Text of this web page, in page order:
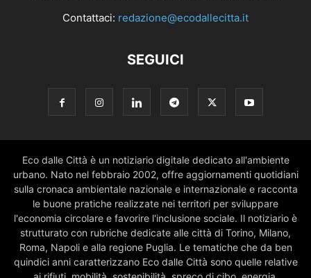
Contattaci: redazione@ecodallecitta.it
SEGUICI
Eco dalle Città è un notiziario digitale dedicato all'ambiente
urbano. Nato nel febbraio 2002, offre aggiornamenti quotidiani
sulla cronaca ambientale nazionale e internazionale e racconta
le buone pratiche realizzate nei territori per sviluppare
l'economia circolare e favorire l'inclusione sociale. Il notiziario è
strutturato con rubriche dedicate alle città di Torino, Milano,
Roma, Napoli e alla regione Puglia. Le tematiche che da ben
quindici anni caratterizzano Eco dalle Città sono quelle relative